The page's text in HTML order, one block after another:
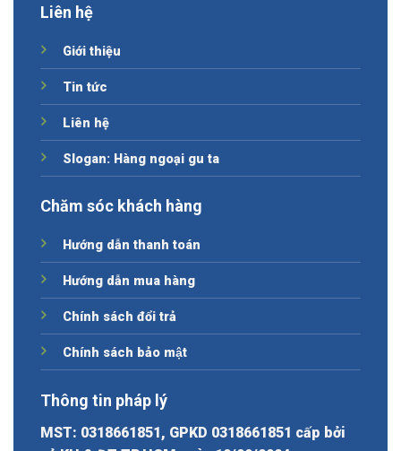
Liên hệ
Giới thiệu
Tin tức
Liên hệ
Slogan: Hàng ngoại gu ta
Chăm sóc khách hàng
Hướng dẫn thanh toán
Hướng dẫn mua hàng
Chính sách đổi trả
Chính sách bảo mật
Thông tin pháp lý
MST: 0318661851, GPKD 0318661851 cấp bởi